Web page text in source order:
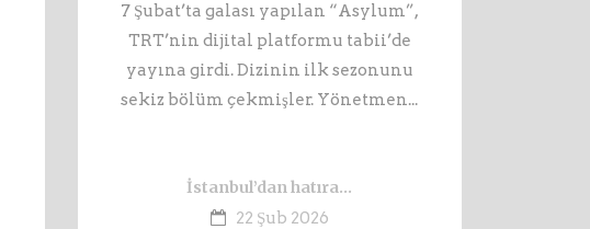
7 Şubat’ta galası yapılan “Asylum”,
TRT’nin dijital platformu tabii’de
yayına girdi. Dizinin ilk sezonunu
sekiz bölüm çekmişler. Yönetmen...
İstanbul’dan hatıra…
22 Şub 2026